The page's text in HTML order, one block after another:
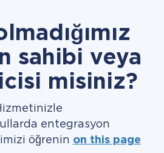
sahibi veya
misiniz?
entegrasyon
öğrenin on this page